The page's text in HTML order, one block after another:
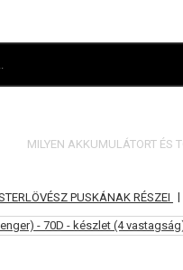
MILYEN AKKUMULÁTORT ÉS
PUSKÁNAK RÉSZEI |